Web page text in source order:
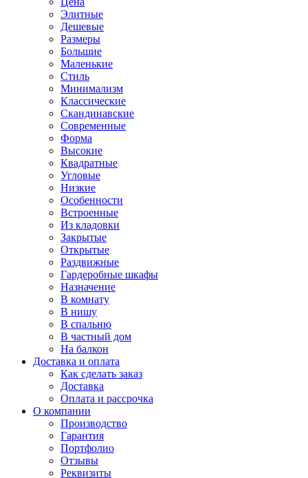
Элитные
Дешевые
Размеры
Большие
Маленькие
Стиль
Минимализм
Классические
Скандинавские
Современные
Форма
Высокие
Квадратные
Угловые
Низкие
Особенности
Встроенные
Из кладовки
Закрытые
Открытые
Раздвижные
Гардеробные шкафы
Назначение
В комнату
В нишу
В спальню
В частный дом
На балкон
Доставка и оплата
Как сделать заказ
Доставка
Оплата и рассрочка
О компании
Производство
Гарантия
Портфолио
Отзывы
Реквизиты